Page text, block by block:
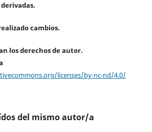
cambios.
los derechos de autor.
licenses/by-nc-nd/4.0/
del mismo autor/a